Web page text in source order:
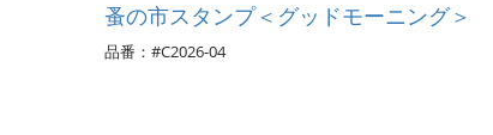
蚤の市スタンプ＜グッドモーニング＞
品番：#C2026-04